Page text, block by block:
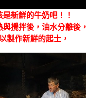
是新鮮的牛奶吧！！
與攪拌後，油水分離後，
製作新鮮的起士，